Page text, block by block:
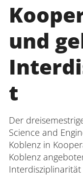
und
t
Der
Science and
Koblenz in
Koblenz